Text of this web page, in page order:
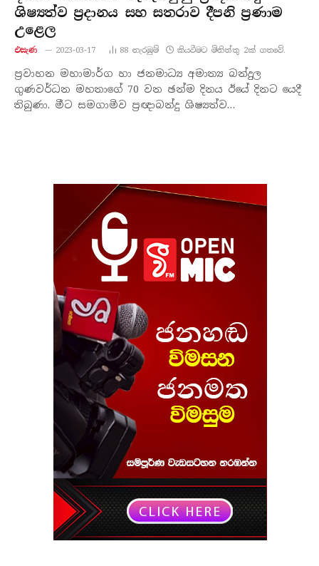
ශිෂ්‍යත්ව ප්‍රදානය සහ සතරාව දීපනි ප්‍රණාම
උළෙල
එසැණ 2023-03-17 88 නැරඹු​ම් කියවීමට මිනිත්තු 2ක් ගතවේ.
ප්‍රවාහන මහාමාර්ග හා ජනමාධ්‍ය අමාත්‍ය බන්දුල
ගුණවර්ධන මහතාගේ 70 වන ඡන්ම දිනය ඊයේ දිනට යෙදී
තිබුණා. මීට සමගාමිව ප්‍රඥාබන්දු ශිෂ්‍යත්ව…